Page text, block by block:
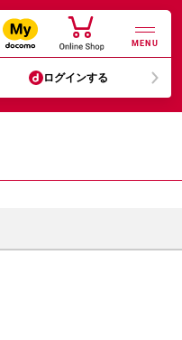
MENU
ログインする